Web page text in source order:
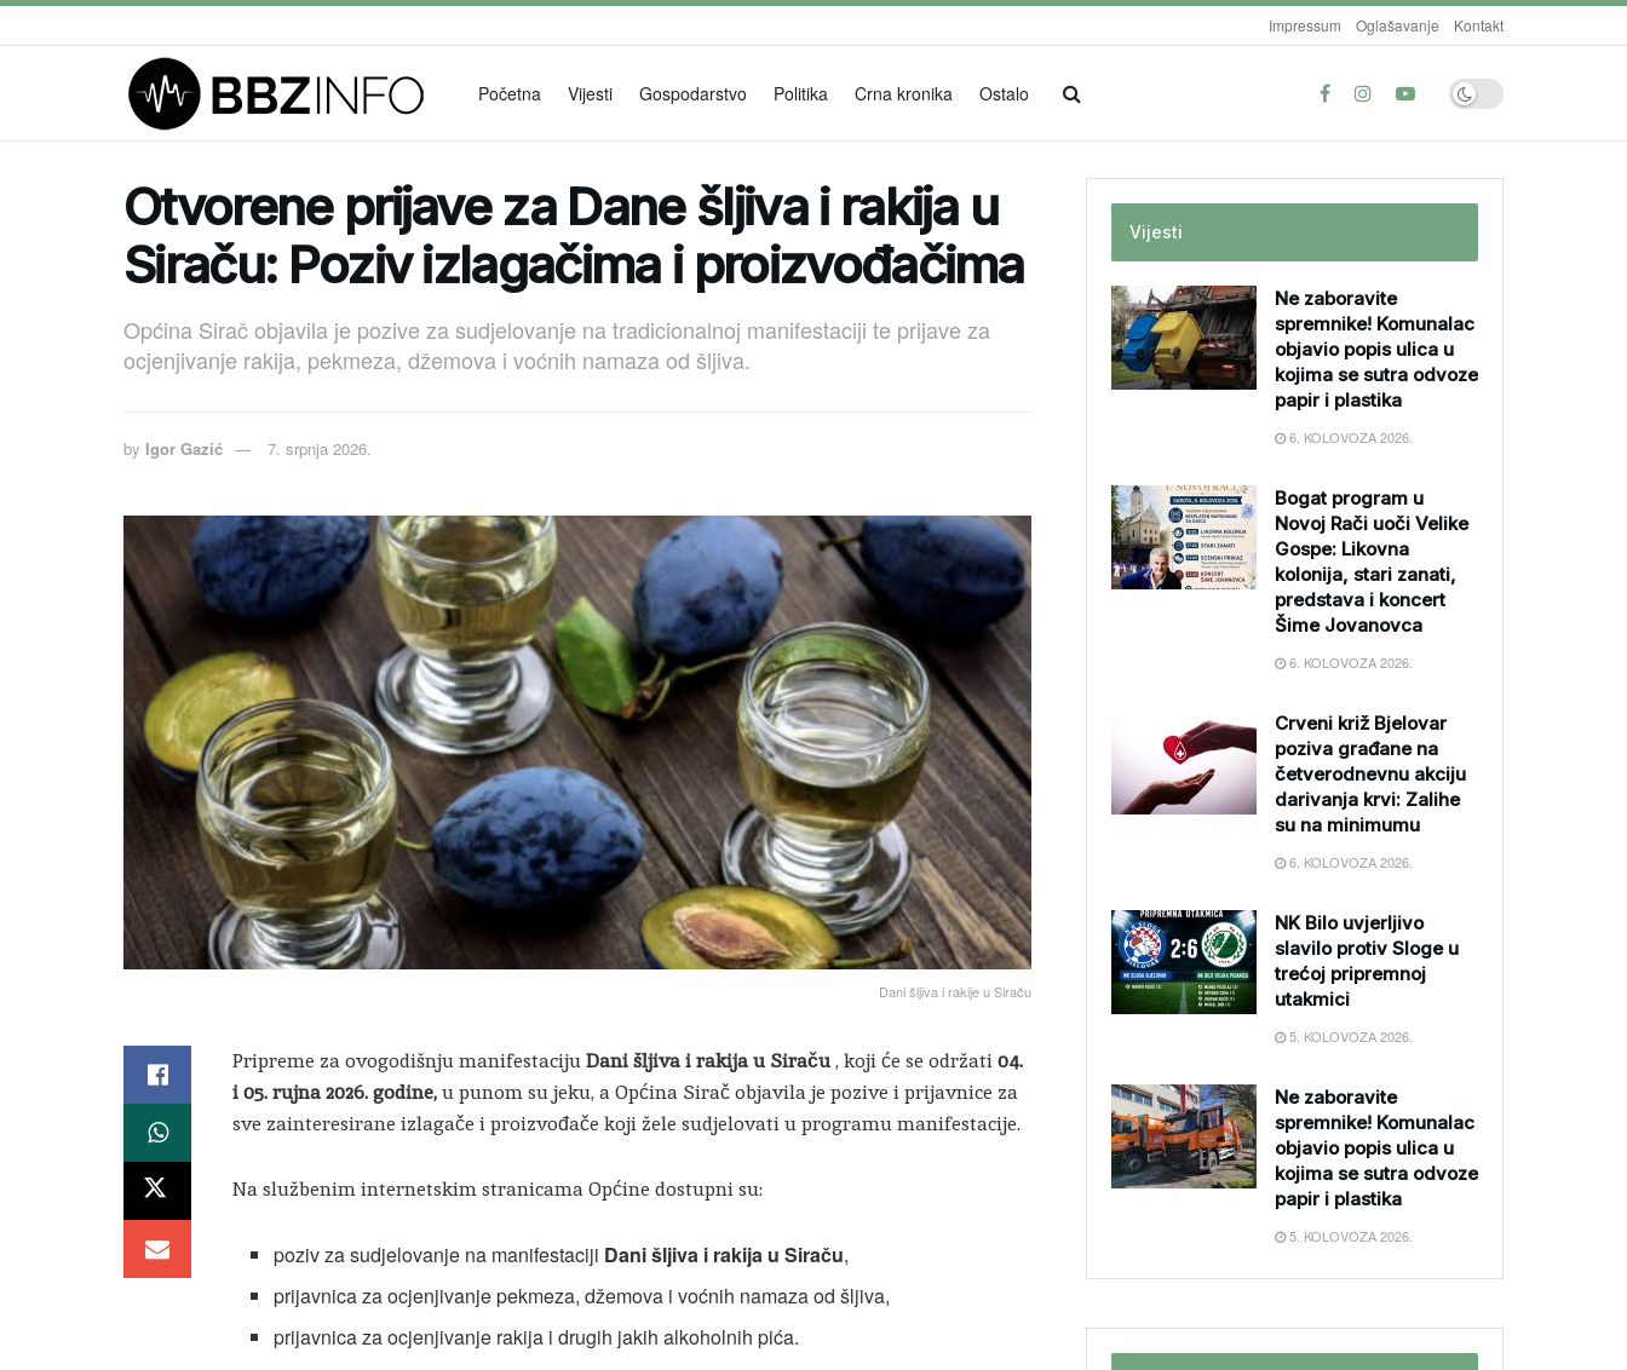
Impressum Oglašavanje Kontakt
Početna Vijesti Gospodarstvo Politika Crna kronika Ostalo
Otvorene prijave za Dane šljiva i rakija u
Siraču: Poziv izlagačima i proizvođačima
Općina Sirač objavila je pozive za sudjelovanje na tradicionalnoj manifestaciji te prijave za
ocjenjivanje rakija, pekmeza, džemova i voćnih namaza od šljiva.
by Igor Gazić 7. srpnja 2026.
Dani šljiva i rakije u Siraču
Pripreme za ovogodišnju manifestacijuDani šljiva i rakija u Siraču, koji će se održati04.
i 05. rujna 2026. godine,u punom su jeku, a Općina Sirač objavila je pozive i prijavnice za
sve zainteresirane izlagače i proizvođače koji žele sudjelovati u programu manifestacije.
Na službenim internetskim stranicama Općine dostupni su:
poziv za sudjelovanje na manifestaciji Dani šljiva i rakija u Siraču,
prijavnica za ocjenjivanje pekmeza, džemova i voćnih namaza od šljiva,
prijavnica za ocjenjivanje rakija i drugih jakih alkoholnih pića.
Vijesti
Ne zaboravite
spremnike! Komunalac
objavio popis ulica u
kojima se sutra odvoze
papir i plastika
6. KOLOVOZA 2026.
Bogat program u
Novoj Rači uoči Velike
Gospe: Likovna
kolonija, stari zanati,
predstava i koncert
Šime Jovanovca
6. KOLOVOZA 2026.
Crveni križ Bjelovar
poziva građane na
četverodnevnu akciju
darivanja krvi: Zalihe
su na minimumu
6. KOLOVOZA 2026.
NK Bilo uvjerljivo
slavilo protiv Sloge u
trećoj pripremnoj
utakmici
5. KOLOVOZA 2026.
Ne zaboravite
spremnike! Komunalac
objavio popis ulica u
kojima se sutra odvoze
papir i plastika
5. KOLOVOZA 2026.